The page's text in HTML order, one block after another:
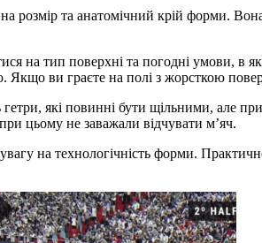
розмір та анатомічний крій форми.
на тип поверхні та погодні умови, в
Якщо ви граєте на полі з жорсткою
які повинні бути щільними, але
цьому не заважали відчувати м’яч.
на технологічність форми.